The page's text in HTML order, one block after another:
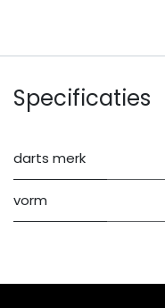
Specificaties
darts merk
vorm